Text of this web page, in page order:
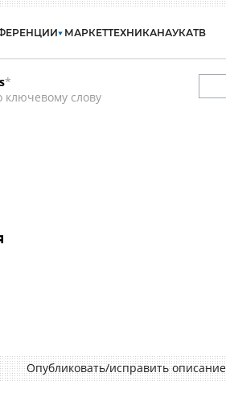
МАРКЕТТЕХНИКАНАУКАТВ
*
ключевому слову
Опубликовать/исправить